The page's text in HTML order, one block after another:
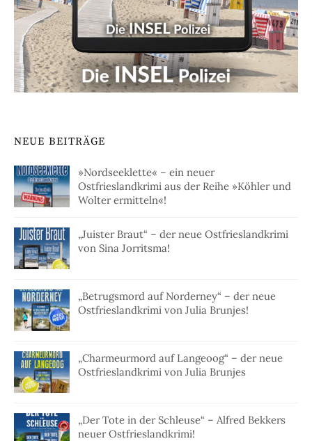
NEUE BEITRÄGE
»Nordseeklette« – ein neuer
Ostfrieslandkrimi aus der Reihe »Köhler und
Wolter ermitteln«!
„Juister Braut“ – der neue Ostfrieslandkrimi
von Sina Jorritsma!
„Betrugsmord auf Norderney“ – der neue
Ostfrieslandkrimi von Julia Brunjes!
„Charmeurmord auf Langeoog“ – der neue
Ostfrieslandkrimi von Julia Brunjes
„Der Tote in der Schleuse“ – Alfred Bekkers
neuer Ostfrieslandkrimi!